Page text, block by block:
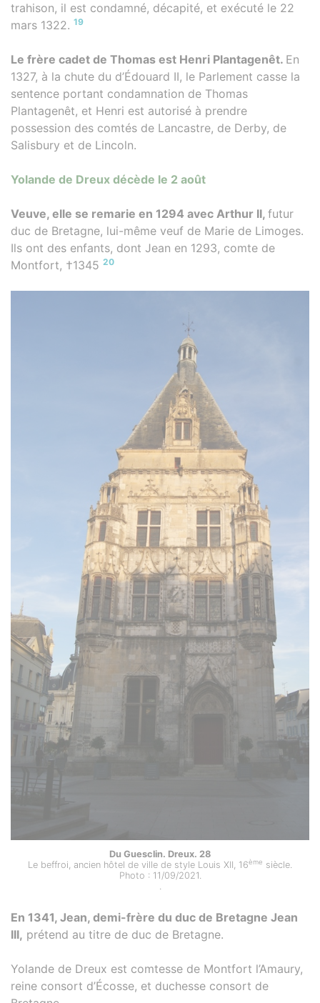
trahison, il est condamné, décapité, et exécuté le 22
mars 1322. 19
Le frère cadet de Thomas est Henri Plantagenêt. En
1327, à la chute du d’Édouard II, le Parlement casse la
sentence portant condamnation de Thomas
Plantagenêt, et Henri est autorisé à prendre
possession des comtés de Lancastre, de Derby, de
Salisbury et de Lincoln.
Yolande de Dreux décède le 2 août
Veuve, elle se remarie en 1294 avec Arthur II, futur
duc de Bretagne, lui-même veuf de Marie de Limoges.
Ils ont des enfants, dont Jean en 1293, comte de
Montfort, †1345 20
Du Guesclin. Dreux. 28
Le beffroi, ancien hôtel de ville de style Louis XII, 16ème siècle.
Photo : 11/09/2021.
En 1341, Jean, demi-frère du duc de Bretagne Jean
III, prétend au titre de duc de Bretagne.
Yolande de Dreux est comtesse de Montfort l’Amaury,
reine consort d’Écosse, et duchesse consort de